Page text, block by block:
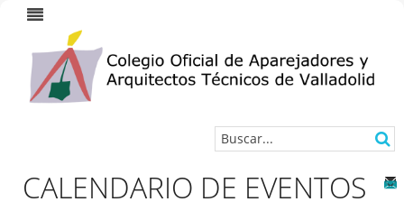
CALENDARIO DE EVENTOS